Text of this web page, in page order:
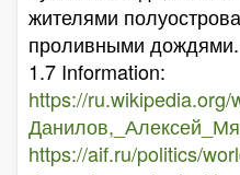
жителями
проливными дождями.
1.7 Information:
https://ru.wikipedia.org/
https://aif.ru/politics/